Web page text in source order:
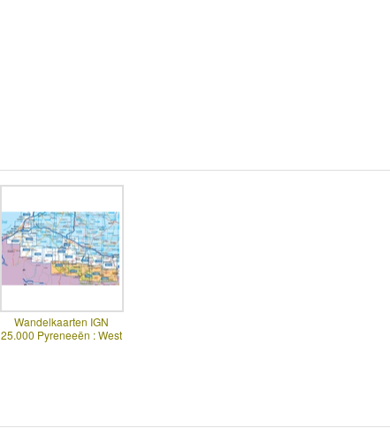
Wandelkaarten IGN
25.000 Pyreneeën : West